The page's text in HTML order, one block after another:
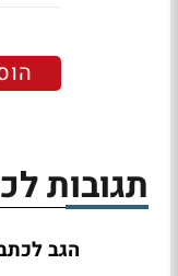
תגובות
הגב